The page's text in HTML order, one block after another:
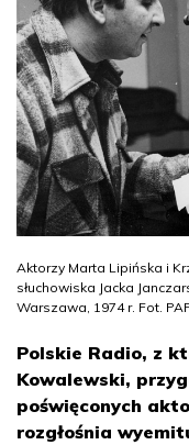
Aktorzy Marta Lipińska i
słuchowiska Jacka
Warszawa, 1974 r. Fot.
Polskie Radio, z
Kowalewski,
poświęconych
rozgłośnia